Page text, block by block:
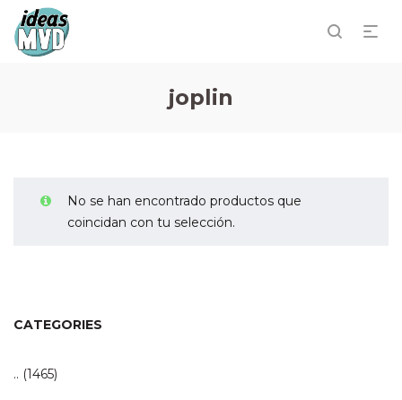
joplin
No se han encontrado productos que
coincidan con tu selección.
CATEGORIES
.. (1465)